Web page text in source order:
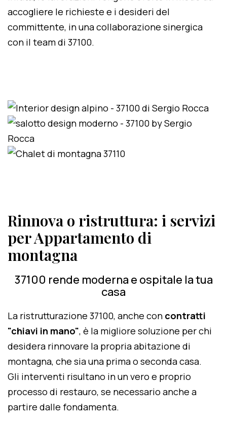
accogliere le richieste e i desideri del
committente, in una collaborazione sinergica
con il team di 37100.
Rinnova o ristruttura: i servizi
per Appartamento di
montagna
37100 rende moderna e ospitale la tua
casa
La ristrutturazione 37100, anche con contratti
"chiavi in mano", è la migliore soluzione per chi
desidera rinnovare la propria abitazione di
montagna, che sia una prima o seconda casa.
Gli interventi risultano in un vero e proprio
processo di restauro, se necessario anche a
partire dalle fondamenta.